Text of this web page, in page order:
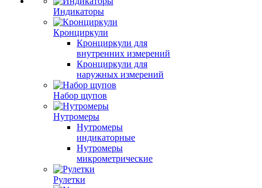
Индикаторы
Кронциркули
Кронциркули для
внутренних измерений
Кронциркули для
наружных измерений
Набор щупов
Нутромеры
Нутромеры
индикаторные
Нутромеры
микрометрические
Рулетки